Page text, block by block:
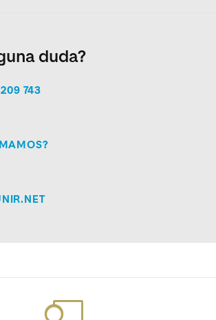
duda?
743